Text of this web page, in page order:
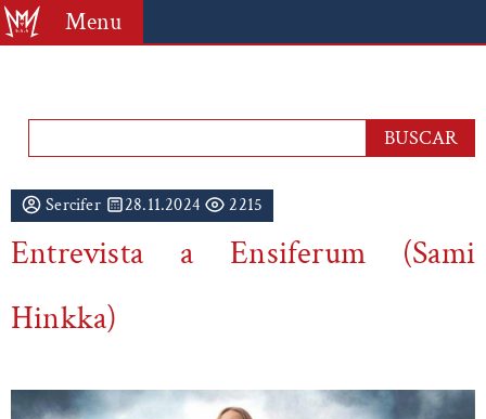
Menu
Sercifer 28.11.2024 2215
Entrevista a Ensiferum (Sami
Hinkka)